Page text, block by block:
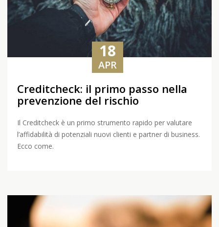
18
APR
Creditcheck: il primo passo nella
prevenzione del rischio
Il Creditcheck è un primo strumento rapido per valutare
l’affidabilità di potenziali nuovi clienti e partner di business.
Ecco come.